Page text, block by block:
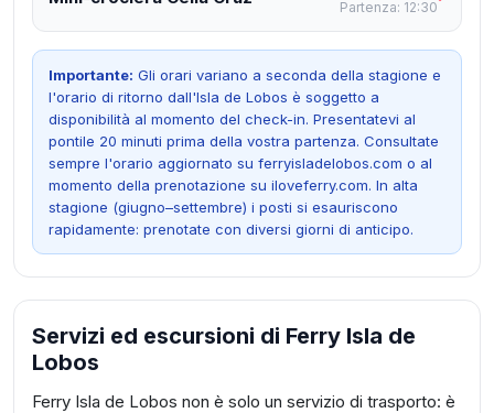
Partenza: 12:30
Importante: Gli orari variano a seconda della stagione e
l'orario di ritorno dall'Isla de Lobos è soggetto a
disponibilità al momento del check-in. Presentatevi al
pontile 20 minuti prima della vostra partenza. Consultate
sempre l'orario aggiornato su ferryisladelobos.com o al
momento della prenotazione su iloveferry.com. In alta
stagione (giugno–settembre) i posti si esauriscono
rapidamente: prenotate con diversi giorni di anticipo.
Servizi ed escursioni di Ferry Isla de
Lobos
Ferry Isla de Lobos non è solo un servizio di trasporto: è